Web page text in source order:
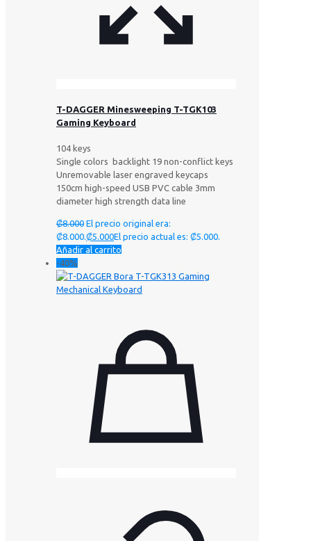
T-DAGGER Minesweeping T-TGK103
Gaming Keyboard
104 keys
Single colors backlight 19 non-conflict keys
Unremovable laser engraved keycaps
150cm high-speed USB PVC cable 3mm
diameter high strength data line
₡8.000 El precio original era:
₡8.000. ₡5.000El precio actual es: ₡5.000.
Añadir al carrito
-40%